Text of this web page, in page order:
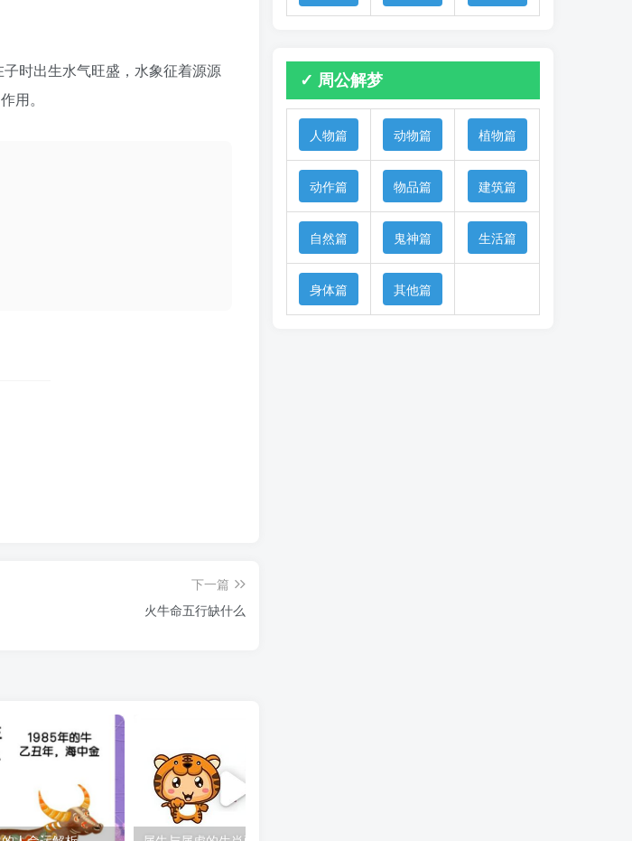
时出生水气旺盛，水象征着源源
用。
下一篇
火牛命五行缺什么
✓ 周公解梦
人物篇 动物篇 植物篇
动作篇 物品篇 建筑篇
自然篇 鬼神篇 生活篇
身体篇 其他篇